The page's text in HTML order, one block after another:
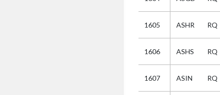
1605 ASHR RQ
1606 ASHS RQ
1607 ASIN RQ